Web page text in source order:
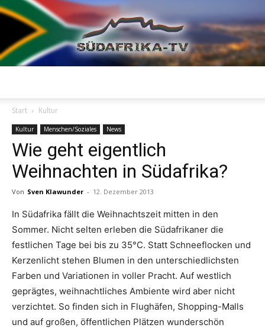
TV
Start Kultur
Kultur Menschen/Soziales News
Wie geht eigentlich
Weihnachten in Südafrika?
Von Sven Klawunder - 12. Dezember 2013
In Südafrika fällt die Weihnachtszeit mitten in den
Sommer. Nicht selten erleben die Südafrikaner die
festlichen Tage bei bis zu 35°C. Statt Schneeflocken und
Kerzenlicht stehen Blumen in den unterschiedlichsten
Farben und Variationen in voller Pracht. Auf westlich
geprägtes, weihnachtliches Ambiente wird aber nicht
verzichtet. So finden sich in Flughäfen, Shopping-Malls
und auf großen, öffentlichen Plätzen wunderschön